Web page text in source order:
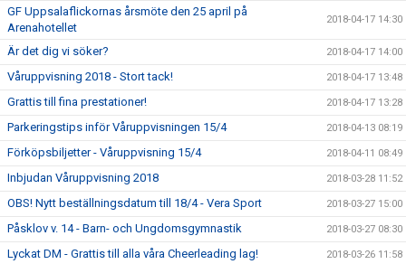
GF Uppsalaflickornas årsmöte den 25 april på
Arenahotellet
2018-04-17 14:30
Är det dig vi söker? 2018-04-17 14:00
Våruppvisning 2018 - Stort tack! 2018-04-17 13:48
Grattis till fina prestationer! 2018-04-17 13:28
Parkeringstips inför Våruppvisningen 15/4 2018-04-13 08:19
Förköpsbiljetter - Våruppvisning 15/4 2018-04-11 08:49
Inbjudan Våruppvisning 2018 2018-03-28 11:52
OBS! Nytt beställningsdatum till 18/4 - Vera Sport 2018-03-27 15:00
Påsklov v. 14 - Barn- och Ungdomsgymnastik 2018-03-27 08:30
Lyckat DM - Grattis till alla våra Cheerleading lag! 2018-03-26 11:58